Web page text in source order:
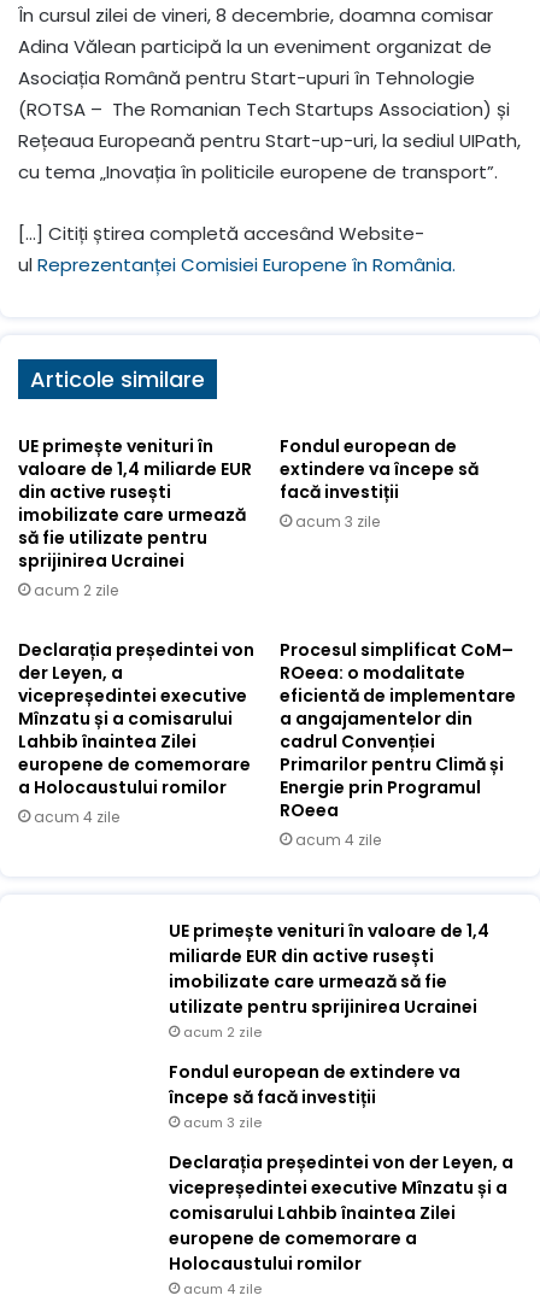
În cursul zilei de vineri, 8 decembrie, doamna comisar
Adina Vălean participă la un eveniment organizat de
Asociația Română pentru Start-upuri în Tehnologie
(ROTSA – The Romanian Tech Startups Association) și
Rețeaua Europeană pentru Start-up-uri, la sediul UIPath,
cu tema „Inovația în politicile europene de transport”.
[…] Citiți știrea completă accesând Website-
ulReprezentanței Comisiei Europene în România.
Articole similare
UE primește venituri în
valoare de 1,4 miliarde EUR
din active rusești
imobilizate care urmează
să fie utilizate pentru
sprijinirea Ucrainei
acum 2 zile
Fondul european de
extindere va începe să
facă investiții
acum 3 zile
Declarația președintei von
der Leyen, a
vicepreședintei executive
Mînzatu și a comisarului
Lahbib înaintea Zilei
europene de comemorare
a Holocaustului romilor
acum 4 zile
Procesul simplificat CoM–
ROeea: o modalitate
eficientă de implementare
a angajamentelor din
cadrul Convenției
Primarilor pentru Climă și
Energie prin Programul
ROeea
acum 4 zile
UE primește venituri în valoare de 1,4
miliarde EUR din active rusești
imobilizate care urmează să fie
utilizate pentru sprijinirea Ucrainei
acum 2 zile
Fondul european de extindere va
începe să facă investiții
acum 3 zile
Declarația președintei von der Leyen, a
vicepreședintei executive Mînzatu și a
comisarului Lahbib înaintea Zilei
europene de comemorare a
Holocaustului romilor
acum 4 zile